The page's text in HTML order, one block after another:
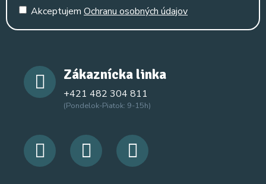
Akceptujem Ochranu osobných údajov
Zákaznícka linka
+421 482 304 811
(Pondelok-Piatok: 9-15h)